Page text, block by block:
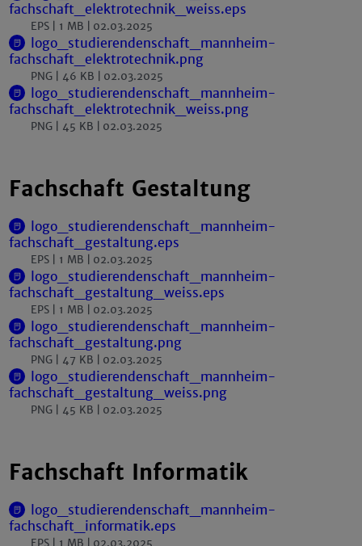
fachschaft_elektrotechnik_weiss.eps
EPS 1 MB 02.03.2025
logo_studierendenschaft_mannheim-
fachschaft_elektrotechnik.png
PNG 46 KB 02.03.2025
logo_studierendenschaft_mannheim-
fachschaft_elektrotechnik_weiss.png
PNG 45 KB 02.03.2025
Fachschaft Gestaltung
logo_studierendenschaft_mannheim-
fachschaft_gestaltung.eps
EPS 1 MB 02.03.2025
logo_studierendenschaft_mannheim-
fachschaft_gestaltung_weiss.eps
EPS 1 MB 02.03.2025
logo_studierendenschaft_mannheim-
fachschaft_gestaltung.png
PNG 47 KB 02.03.2025
logo_studierendenschaft_mannheim-
fachschaft_gestaltung_weiss.png
PNG 45 KB 02.03.2025
Fachschaft Informatik
logo_studierendenschaft_mannheim-
fachschaft_informatik.eps
EPS 1 MB 02.03.2025